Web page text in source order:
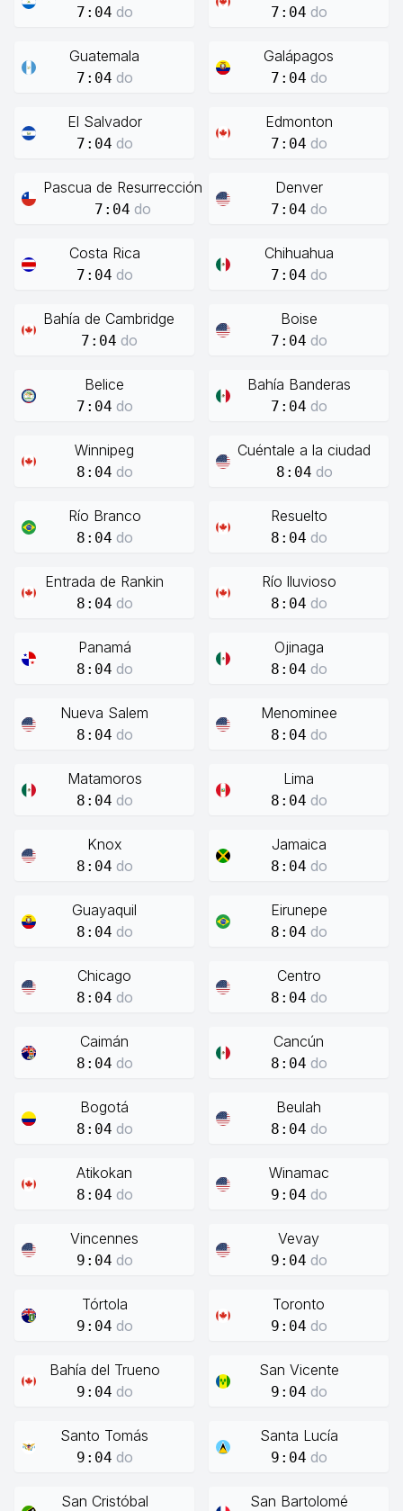
7:04 do 7:04 do
Guatemala
7:04 do
Galápagos
7:04 do
El Salvador
7:04 do
Edmonton
7:04 do
Pascua de Resurrección
7:04 do
Denver
7:04 do
Costa Rica
7:04 do
Chihuahua
7:04 do
Bahía de Cambridge
7:04 do
Boise
7:04 do
Belice
7:04 do
Bahía Banderas
7:04 do
Winnipeg
8:04 do
Cuéntale a la ciudad
8:04 do
Río Branco
8:04 do
Resuelto
8:04 do
Entrada de Rankin
8:04 do
Río lluvioso
8:04 do
Panamá
8:04 do
Ojinaga
8:04 do
Nueva Salem
8:04 do
Menominee
8:04 do
Matamoros
8:04 do
Lima
8:04 do
Knox
8:04 do
Jamaica
8:04 do
Guayaquil
8:04 do
Eirunepe
8:04 do
Chicago
8:04 do
Centro
8:04 do
Caimán
8:04 do
Cancún
8:04 do
Bogotá
8:04 do
Beulah
8:04 do
Atikokan
8:04 do
Winamac
9:04 do
Vincennes
9:04 do
Vevay
9:04 do
Tórtola
9:04 do
Toronto
9:04 do
Bahía del Trueno
9:04 do
San Vicente
9:04 do
Santo Tomás
9:04 do
Santa Lucía
9:04 do
San Cristóbal San Bartolomé